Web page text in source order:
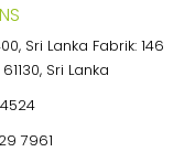
Sri Lanka Fabrik: 146
Sri Lanka
7961